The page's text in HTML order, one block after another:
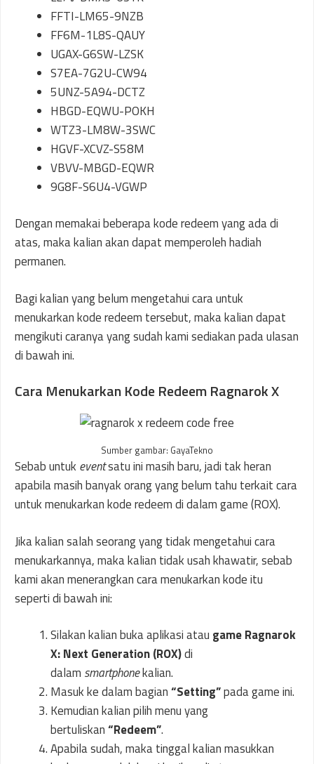
FFTI-LM65-9NZB
FF6M-1L8S-QAUY
UGAX-G6SW-LZSK
S7EA-7G2U-CW94
5UNZ-5A94-DCTZ
HBGD-EQWU-POKH
WTZ3-LM8W-3SWC
HGVF-XCVZ-S58M
VBVV-MBGD-EQWR
9G8F-S6U4-VGWP
Dengan memakai beberapa kode redeem yang ada di
atas, maka kalian akan dapat memperoleh hadiah
permanen.
Bagi kalian yang belum mengetahui cara untuk
menukarkan kode redeem tersebut, maka kalian dapat
mengikuti caranya yang sudah kami sediakan pada ulasan
di bawah ini.
Cara Menukarkan Kode Redeem Ragnarok X
Sumber gambar: GayaTekno
Sebab untuk eventsatu ini masih baru, jadi tak heran
apabila masih banyak orang yang belum tahu terkait cara
untuk menukarkan kode redeem di dalam game (ROX).
Jika kalian salah seorang yang tidak mengetahui cara
menukarkannya, maka kalian tidak usah khawatir, sebab
kami akan menerangkan cara menukarkan kode itu
seperti di bawah ini:
Silakan kalian buka aplikasi atau game Ragnarok
X: Next Generation (ROX)di
dalam smartphonekalian.
Masuk ke dalam bagian“Setting”pada game ini.
Kemudian kalian pilih menu yang
bertuliskan“Redeem”.
Apabila sudah, maka tinggal kalian masukkan